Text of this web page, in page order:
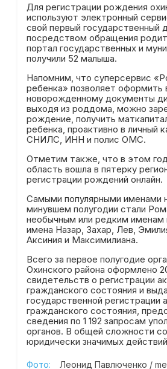
Для регистрации рождения
используют электронный
свой первый государственный
посредством обращения
портал государственных и
получили 52 малыша.
Напомним, что суперсервис
ребенка» позволяет
новорожденному документы
выходя из роддома, можно
рождение, получить
ребенка, проактивно в личный
СНИЛС, ИНН и полис ОМС.
Отметим также, что в этом
область вошла в пятерку
регистрации рождений онлайн.
Самыми популярными именами
минувшем полугодии стали
необычным или редким
имена Назар, Захар, Лев,
Аксиния и Максимилиана.
Всего за первое полугодие
Охинского района оформлено
свидетельств о регистрации
гражданского состояния и
государственной регистрации
гражданского состояния,
сведения по 1 192 запросам
органов. В общей сложности
юридически значимых
Фото: Леонид Павлюченко /